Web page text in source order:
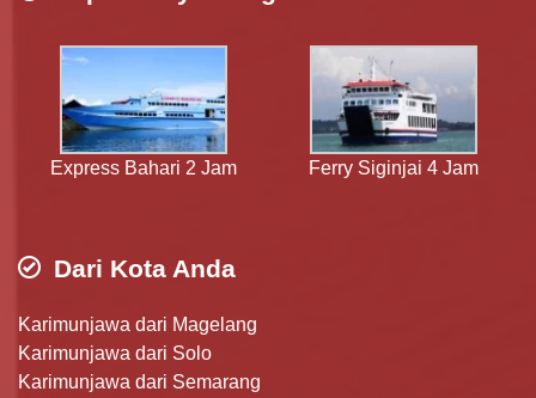
Express Bahari 2 Jam Ferry Siginjai 4 Jam
Dari Kota Anda
Karimunjawa dari Magelang
Karimunjawa dari Solo
Karimunjawa dari Semarang